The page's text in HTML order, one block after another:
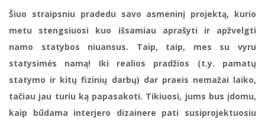
Šiuo straipsniu pradedu savo asmeninį projektą, kurio
metu stengsiuosi kuo išsamiau aprašyti ir apžvelgti
namo statybos niuansus. Taip, taip, mes su vyru
statysimės namą! Iki realios pradžios (t.y. pamatų
statymo ir kitų fizinių darbų) dar praeis nemažai laiko,
tačiau jau turiu ką papasakoti. Tikiuosi, jums bus įdomu,
kaip būdama interjero dizainere pati susiprojektuosiu